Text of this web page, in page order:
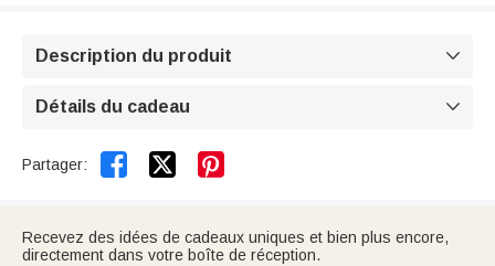
Description du produit 
Détails du cadeau 
Partager:  
Recevez des idées de cadeaux uniques et bien plus encore,
directement dans votre boîte de réception.